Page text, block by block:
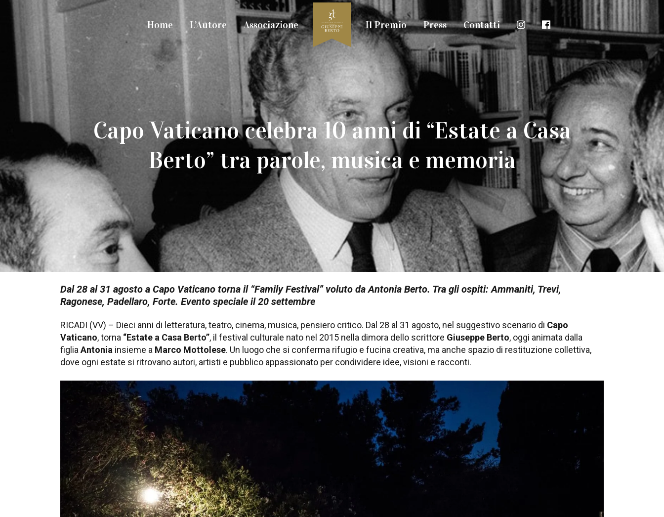
Home L’Autore Associazione Il Premio Press Contatti
Capo Vaticano celebra 10 anni di “Estate a Casa
Berto” tra parole, musica e memoria
Dal 28 al 31 agosto a Capo Vaticano torna il “Family Festival” voluto da Antonia Berto. Tra gli ospiti: Ammaniti, Trevi,
Ragonese, Padellaro, Forte. Evento speciale il 20 settembre
RICADI (VV) – Dieci anni di letteratura, teatro, cinema, musica, pensiero critico. Dal 28 al 31 agosto, nel suggestivo scenario di Capo
Vaticano, torna “Estate a Casa Berto”, il festival culturale nato nel 2015 nella dimora dello scrittore Giuseppe Berto, oggi animata dalla
figlia Antonia insieme a Marco Mottolese. Un luogo che si conferma rifugio e fucina creativa, ma anche spazio di restituzione collettiva,
dove ogni estate si ritrovano autori, artisti e pubblico appassionato per condividere idee, visioni e racconti.